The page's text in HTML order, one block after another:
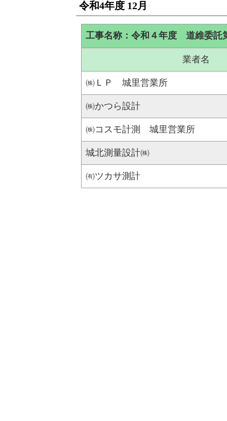
令和4年度 12月
工事名称：令和４年度 道維委
業者名
㈱ＬＰ 城里営業所
㈱かつら設計
㈱コスモ計測 城里営業所
城北測量設計㈱
㈲ツカサ測計